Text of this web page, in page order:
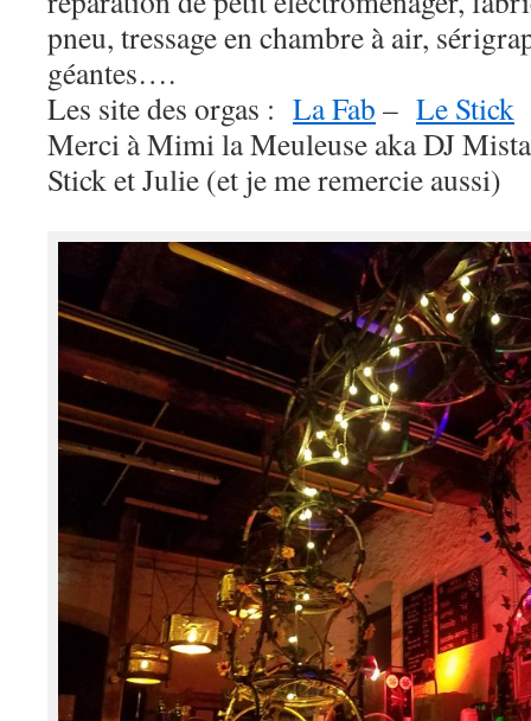
pneu, tressage en chambre à air,
géantes….
Les site des orgas : La Fab – Le Stick
Merci à Mimi la Meuleuse aka DJ
Stick et Julie (et je me remercie aussi)